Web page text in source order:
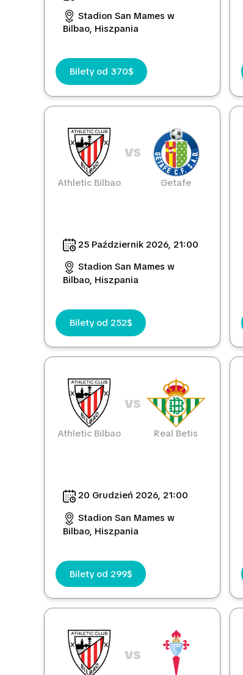
Stadion San Mames w
Bilbao, Hiszpania
Bilety od 370$
Athletic Bilbao
vs
Getafe
25 Październik 2026, 21:00
Stadion San Mames w
Bilbao, Hiszpania
Bilety od 252$
Athletic Bilbao
vs
Real Betis
20 Grudzień 2026, 21:00
Stadion San Mames w
Bilbao, Hiszpania
Bilety od 299$
vs